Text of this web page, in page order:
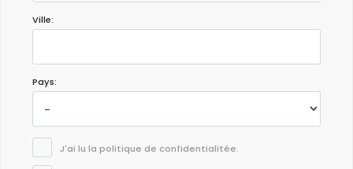
Ville:
Pays:
J'ai lu la politique de confidentialitée.